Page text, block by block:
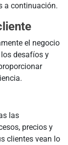
a continuación.
el negocio
desafíos y
las
precios y
clientes vean lo